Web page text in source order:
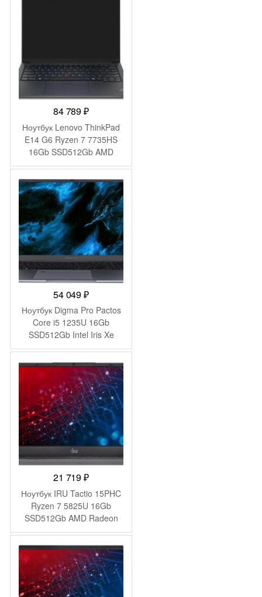
84 789₽
Ноутбук Lenovo ThinkPad
E14 G6 Ryzen 7 7735HS
16Gb SSD512Gb AMD
Radeon 680M 14″ IPS
WUXGA (1920×1200) без
ОС black WiFi BT Cam
(21M3S05S00)
54 049₽
Ноутбук Digma Pro Pactos
Core i5 1235U 16Gb
SSD512Gb Intel Iris Xe
graphics 16″ IPS WUXGA
(1920×1200) Windows 11
Pro dk.grey WiFi BT Cam
5500mAh (DN16P5-
ADXW01)
21 719₽
Ноутбук IRU Tactio 15PHC
Ryzen 7 5825U 16Gb
SSD512Gb AMD Radeon
Graphics 15.6″ IPS FHD
(1920×1080) Windows 11
Pro Multi Language black
WiFi BT Cam 4350mAh
(2046017)